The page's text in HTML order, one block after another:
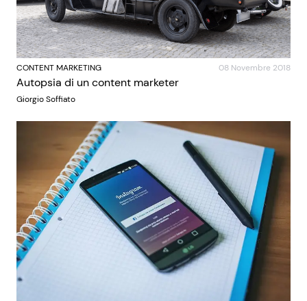
CONTENT MARKETING 08 Novembre 2018
Autopsia di un content marketer
Giorgio Soffiato